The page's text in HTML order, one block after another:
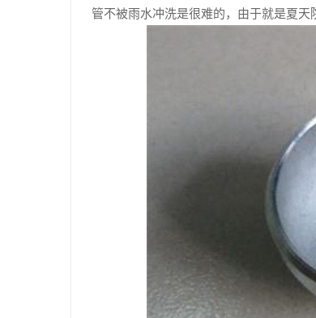
管不被雨水冲洗是很难的，由于就是夏